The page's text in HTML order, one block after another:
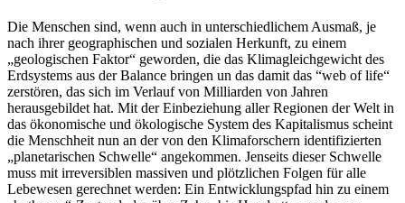
Die Menschen sind, wenn auch in unterschiedlichem Ausmaß, je
nach ihrer geographischen und sozialen Herkunft, zu einem
„geologischen Faktor“ geworden, die das Klimagleichgewicht des
Erdsystems aus der Balance bringen un das damit das “web of life“
zerstören, das sich im Verlauf von Milliarden von Jahren
herausgebildet hat. Mit der Einbeziehung aller Regionen der Welt in
das ökonomische und ökologische System des Kapitalismus scheint
die Menschheit nun an der von den Klimaforschern identifizierten
„planetarischen Schwelle“ angekommen. Jenseits dieser Schwelle
muss mit irreversiblen massiven und plötzlichen Folgen für alle
Lebewesen gerechnet werden: Ein Entwicklungspfad hin zu einem